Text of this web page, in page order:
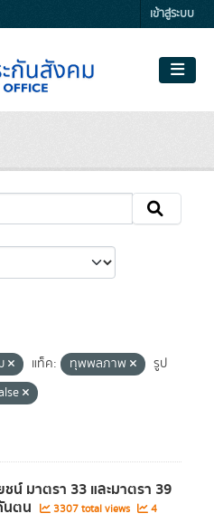
เข้าสู่ระบบ
แท็ค: ทุพพลภาพ
รูป
น์ มาตรา 33 และมาตรา 39
ตน 3307 total views
4